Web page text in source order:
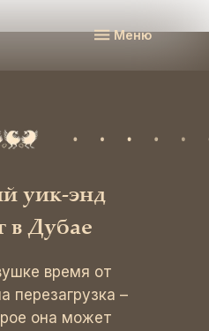
Меню
уик-энд
в Дубае
время от
перезагрузка –
она может